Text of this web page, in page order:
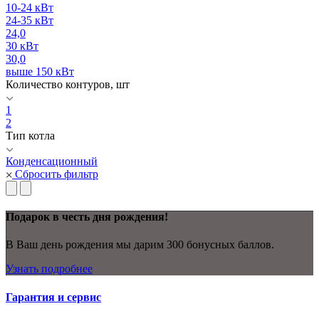
10-24 кВт
24-35 кВт
24,0
30 кВт
30,0
выше 150 кВт
Количество контуров, шт
1
2
Тип котла
Конденсационный
Сбросить фильтр
Подарок в честь дня рождения!
В Ваш день рождения мы дарим 300 бонусных баллов.
Узнать подробнее
Гарантия и сервис